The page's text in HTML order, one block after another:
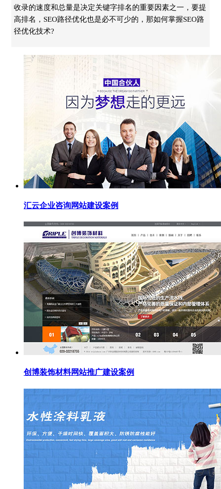
收录的速度和总量是决定关键字排名的重要因素之一，要提
高排名，SEO路径优化也是必不可少的，那如何掌握SEO路
径优化技术?
汇云企业咨询网站建设案例
创博装饰材料网站推广建设案例